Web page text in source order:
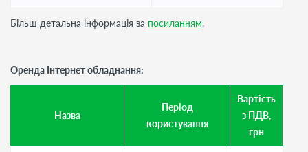
Більш детальна інформація за посиланням.
Оренда Інтернет обладнання:
Назва
Період
користування
Вартість
з ПДВ,
грн